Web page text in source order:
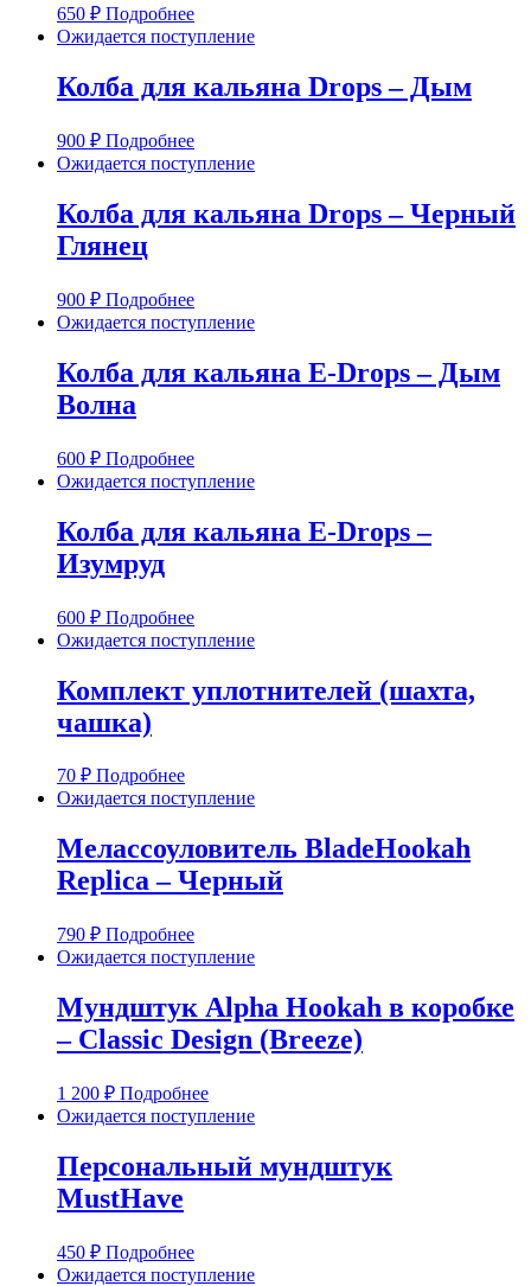
650 ₽ Подробнее
Ожидается поступление
Колба для кальяна Drops – Дым
900 ₽ Подробнее
Ожидается поступление
Колба для кальяна Drops – Черный
Глянец
900 ₽ Подробнее
Ожидается поступление
Колба для кальяна E-Drops – Дым
Волна
600 ₽ Подробнее
Ожидается поступление
Колба для кальяна E-Drops –
Изумруд
600 ₽ Подробнее
Ожидается поступление
Комплект уплотнителей (шахта,
чашка)
70 ₽ Подробнее
Ожидается поступление
Мелассоуловитель BladeHookah
Replica – Черный
790 ₽ Подробнее
Ожидается поступление
Мундштук Alpha Hookah в коробке
– Classic Design (Breeze)
1 200 ₽ Подробнее
Ожидается поступление
Персональный мундштук
MustHave
450 ₽ Подробнее
Ожидается поступление